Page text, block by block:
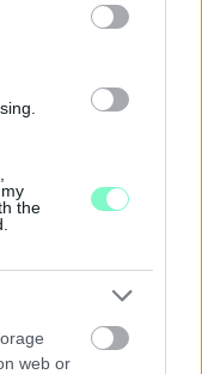
the
web or
és egy csomó minden